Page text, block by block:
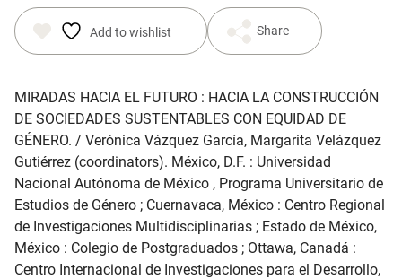
Add to wishlist Share
MIRADAS HACIA EL FUTURO : HACIA LA CONSTRUCCIÓN
DE SOCIEDADES SUSTENTABLES CON EQUIDAD DE
GÉNERO. / Verónica Vázquez García, Margarita Velázquez
Gutiérrez (coordinators). México, D.F. : Universidad
Nacional Autónoma de México , Programa Universitario de
Estudios de Género ; Cuernavaca, México : Centro Regional
de Investigaciones Multidisciplinarias ; Estado de México,
México : Colegio de Postgraduados ; Ottawa, Canadá :
Centro Internacional de Investigaciones para el Desarrollo,